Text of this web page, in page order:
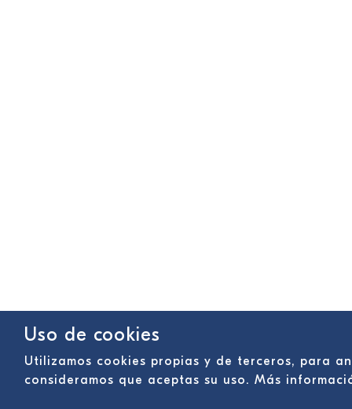
Uso de cookies
Utilizamos cookies propias y de terceros, para
consideramos que aceptas su uso. Más